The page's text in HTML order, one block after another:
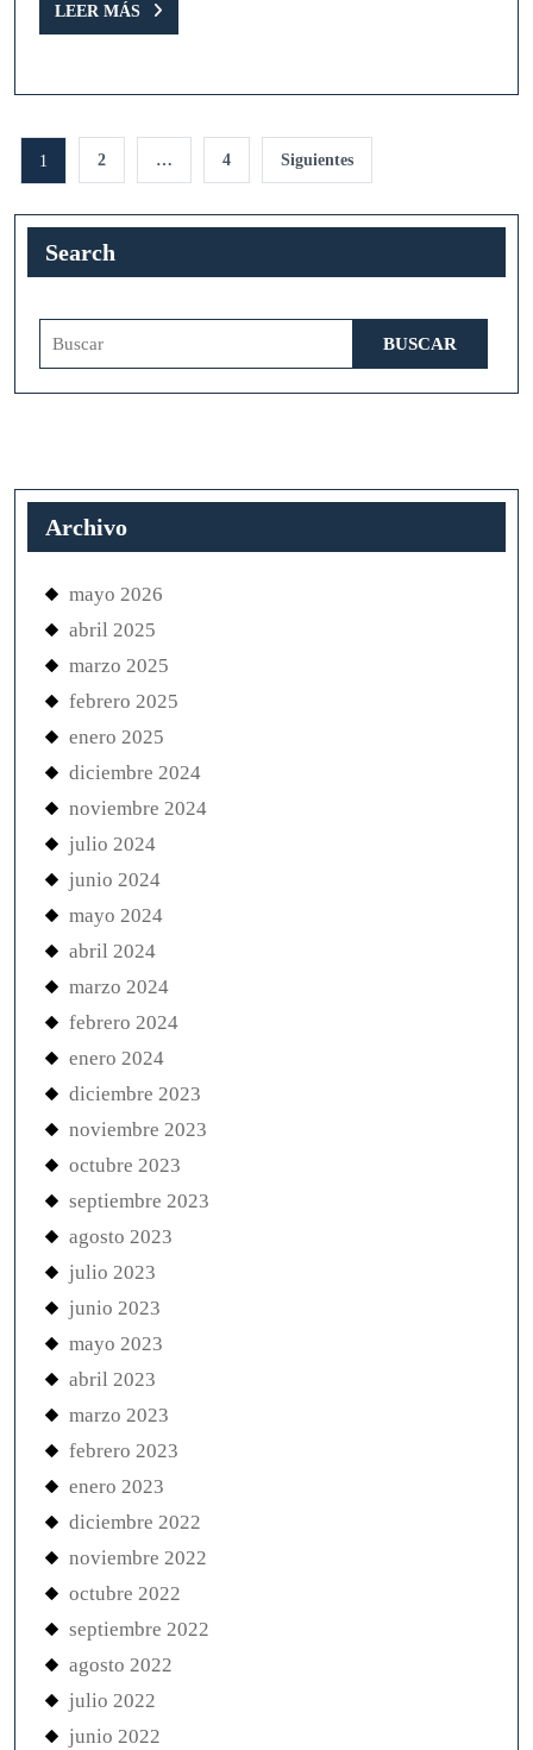
LEER MÁS
MÁS
Navegación
de
entradas
1 2 … 4 Siguientes
Search
Archivo
mayo 2026
abril 2025
marzo 2025
febrero 2025
enero 2025
diciembre 2024
noviembre 2024
julio 2024
junio 2024
mayo 2024
abril 2024
marzo 2024
febrero 2024
enero 2024
diciembre 2023
noviembre 2023
octubre 2023
septiembre 2023
agosto 2023
julio 2023
junio 2023
mayo 2023
abril 2023
marzo 2023
febrero 2023
enero 2023
diciembre 2022
noviembre 2022
octubre 2022
septiembre 2022
agosto 2022
julio 2022
junio 2022